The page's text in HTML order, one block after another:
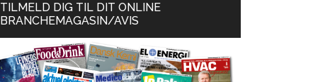
TILMELD DIG TIL DIT ONLINE
BRANCHEMAGASIN/AVIS